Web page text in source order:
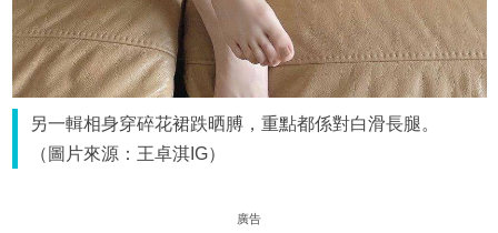
另一輯相身穿碎花裙跌晒膊，重點都係對白滑長腿。
（圖片來源：王卓淇IG）
廣告